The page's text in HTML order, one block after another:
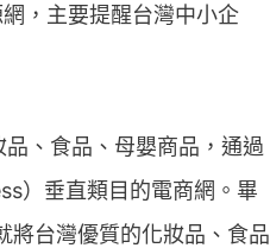
，主要提醒台灣中小企
、食品、母嬰商品，通過
）垂直類目的電商網。畢
將台灣優質的化妝品、食品